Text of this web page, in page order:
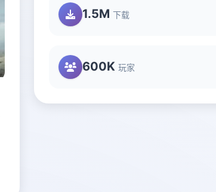
1.5M 下载
600K 玩家